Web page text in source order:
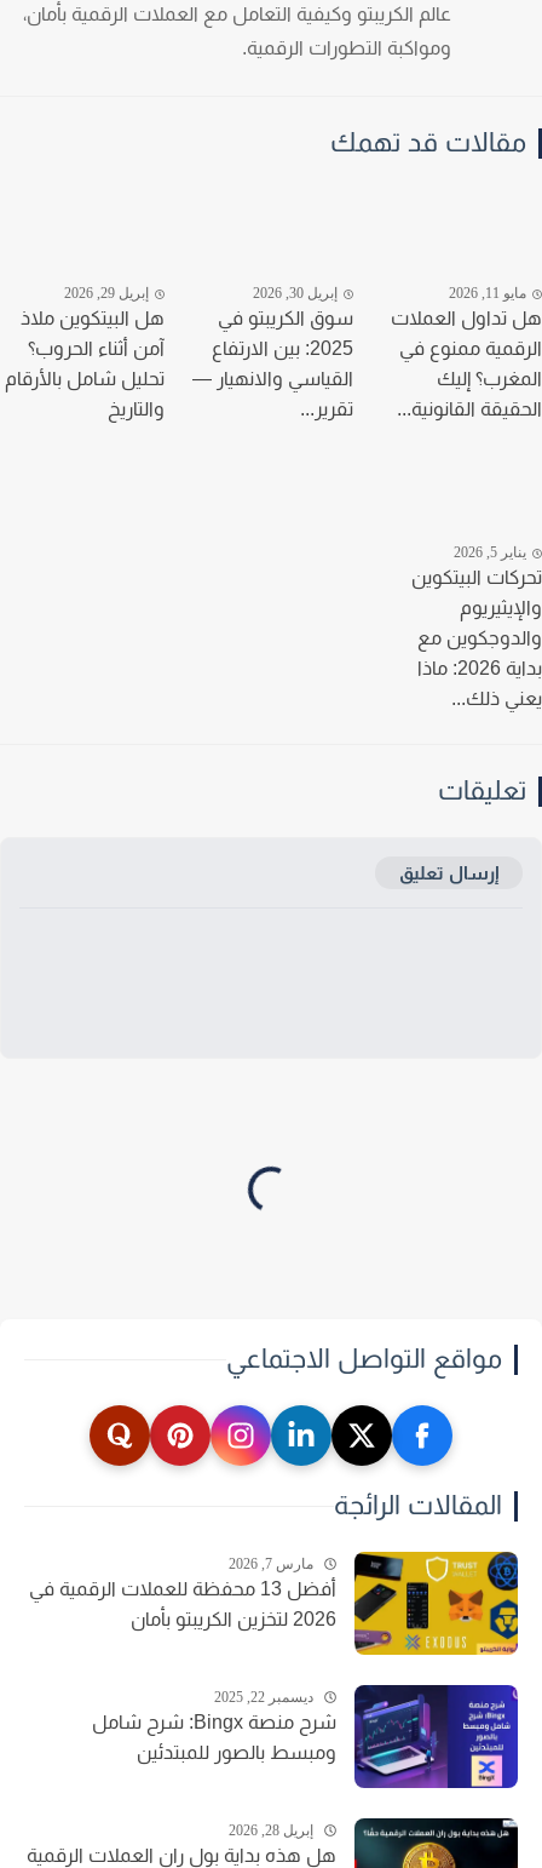
عالم الكريبتو وكيفية التعامل مع العملات الرقمية بأمان،
ومواكبة التطورات الرقمية.
قد تهمك
11, 2026
العملات
ممنوع في
إليك
القانونية...
إبريل 30, 2026
سوق الكريبتو في
2025: بين الارتفاع
القياسي والانهيار —
تقرير...
إبريل 29, 2026
هل البيتكوين ملاذ
آمن أثناء الحروب؟
تحليل شامل بالأرقام
والتاريخ
5, 2026
البيتكوين
مع
بداية 2026: ماذا
ذلك...
إرسال تعليق
مواقع التواصل الاجتماعي
المقالات الرائجة
مارس 7, 2026
أفضل 13 محفظة للعملات الرقمية في
2026 لتخزين الكريبتو بأمان
ديسمبر 22, 2025
شرح منصة Bingx: شرح شامل
ومبسط بالصور للمبتدئين
إبريل 28, 2026
هل هذه بداية بول ران العملات الرقمية